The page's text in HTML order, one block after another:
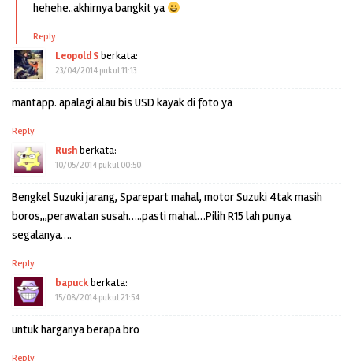
hehehe..akhirnya bangkit ya
Reply
Leopold Sberkata:
23/04/2014 pukul 11:13
mantapp. apalagi alau bis USD kayak di foto ya
Reply
Rushberkata:
10/05/2014 pukul 00:50
Bengkel Suzuki jarang, Sparepart mahal, motor Suzuki 4tak masih
boros,,,perawatan susah…..pasti mahal…Pilih R15 lah punya
segalanya….
Reply
bapuckberkata:
15/08/2014 pukul 21:54
untuk harganya berapa bro
Reply